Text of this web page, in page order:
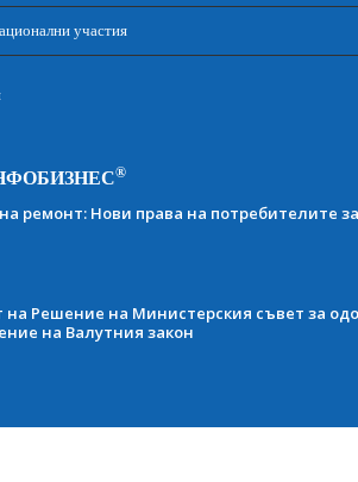
участия
®
ремонт: Нови права на потребителите
на Решение на Министерския съвет за
на Валутния закон